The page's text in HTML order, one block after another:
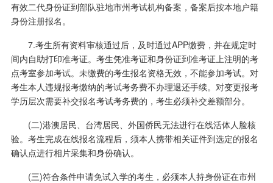
有效二代身份证到部队驻地市州考试机构备案，备案后按本地户籍
身份注册报名。
7.考生所有资料审核通过后，及时通过APP缴费，并在规定时
间内自助打印准考证。考生凭准考证和身份证到准考证上注明的考
点考室参加考试。未缴费的考生报名资格无效，不能参加考试。对
考生本人违规报考缴纳的考试考务费不办理退还手续。对变更报考
学历层次需要补交报名考试考务费的，考生必须补交差额部分。
(二)港澳居民、台湾居民、外国侨民无法进行在线活体人脸核
验。考生完成在线报名流程后，须本人携带相关证件到选定的报名
确认点进行相片采集和身份确认。
(三)符合条件申请免试入学的考生，必须本人持身份证在市州